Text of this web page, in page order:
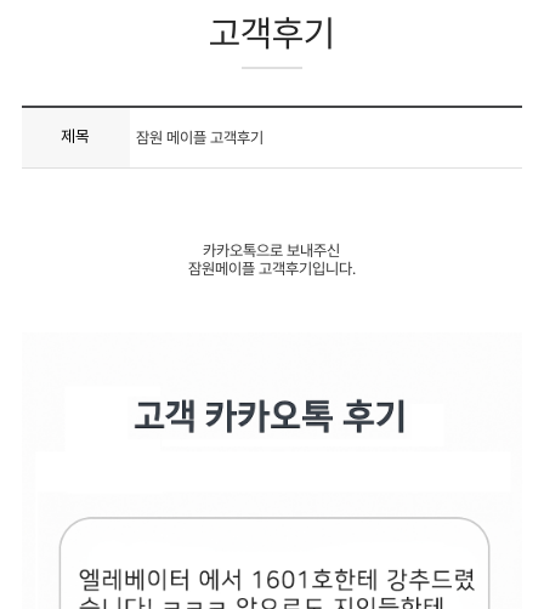
고객후기
제목 잠원 메이플 고객후기
카카오톡으로 보내주신
잠원메이플 고객후기입니다.